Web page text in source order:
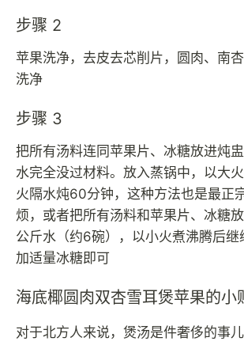
步骤 2
苹果洗净，去皮去芯削片，圆肉、南
洗净
步骤 3
把所有汤料连同苹果片、冰糖放进炖
水完全没过材料。放入蒸锅中，以大
火隔水炖60分钟，这种方法也是最正
烦，或者把所有汤料和苹果片、冰糖
公斤水（约6碗），以小火煮沸腾后继
加适量冰糖即可
海底椰圆肉双杏雪耳煲苹果的小
对于北方人来说，煲汤是件奢侈的事